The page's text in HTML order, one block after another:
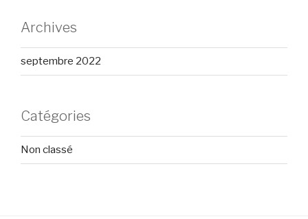
Archives
septembre 2022
Catégories
Non classé